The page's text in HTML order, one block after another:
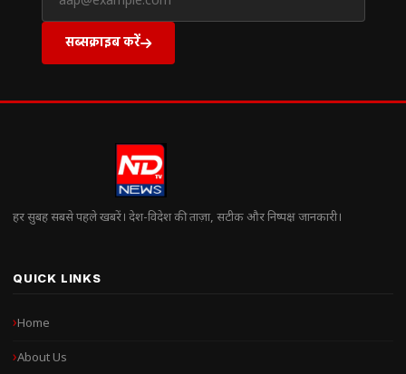
सब्सक्राइब करें
हर सुबह सबसे पहले खबरें। देश-विदेश की ताज़ा, सटीक और निष्पक्ष जानकारी।
QUICK LINKS
Home
About Us